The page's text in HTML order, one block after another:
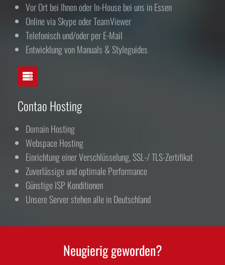
Vor Ort bei Ihnen oder In-House bei uns in Essen
Online via Skype oder TeamViewer
Telefonisch und/oder per E-Mail
Entwicklung von Manuals & Styleguides
Contao Hosting
Domain Hosting
Webspace Hosting
Einrichtung einer Verschlüsselung, SSL-/ TLS-Zertifikat
Zuverlässige und optimale Performance
Günstige ISP Konditionen
Unsere Server stehen alle in Deutschland
Neugierig geworden?